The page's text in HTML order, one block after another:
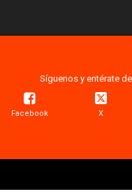
Síguenos y entérate
Facebook X